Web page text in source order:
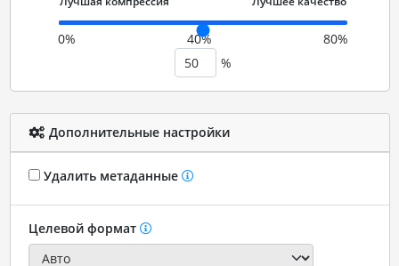
0% 40%
80%
%
Дополнительные настройки
Удалить метаданные
Целевой формат